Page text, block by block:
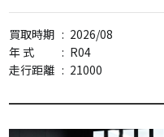
買取時期 : 2026/08
年 式
: R04
走行距離 : 21000